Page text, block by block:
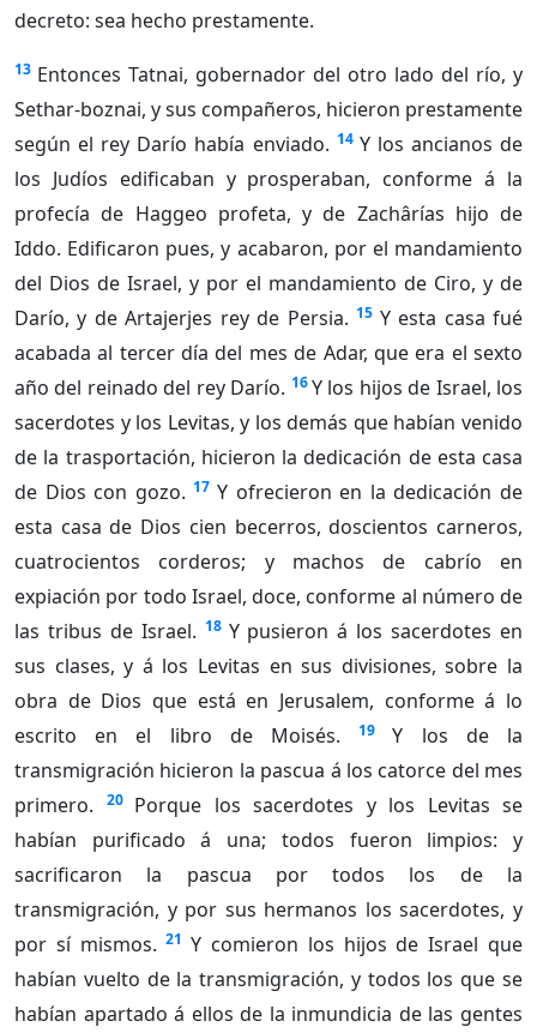
decreto: sea hecho prestamente.
13 Entonces Tatnai, gobernador del otro lado del río, y
Sethar-boznai, y sus compañeros, hicieron prestamente
según el rey Darío había enviado. 14 Y los ancianos de
los Judíos edificaban y prosperaban, conforme á la
profecía de Haggeo profeta, y de Zachârías hijo de
Iddo. Edificaron pues, y acabaron, por el mandamiento
del Dios de Israel, y por el mandamiento de Ciro, y de
Darío, y de Artajerjes rey de Persia. 15 Y esta casa fué
acabada al tercer día del mes de Adar, que era el sexto
año del reinado del rey Darío. 16 Y los hijos de Israel, los
sacerdotes y los Levitas, y los demás que habían venido
de la trasportación, hicieron la dedicación de esta casa
de Dios con gozo. 17 Y ofrecieron en la dedicación de
esta casa de Dios cien becerros, doscientos carneros,
cuatrocientos corderos; y machos de cabrío en
expiación por todo Israel, doce, conforme al número de
las tribus de Israel. 18 Y pusieron á los sacerdotes en
sus clases, y á los Levitas en sus divisiones, sobre la
obra de Dios que está en Jerusalem, conforme á lo
escrito en el libro de Moisés.
19
Y los de la
transmigración hicieron la pascua á los catorce del mes
primero.
20
Porque los sacerdotes y los Levitas se
habían purificado á una; todos fueron limpios: y
sacrificaron la pascua por todos los de la
transmigración, y por sus hermanos los sacerdotes, y
por sí mismos. 21 Y comieron los hijos de Israel que
habían vuelto de la transmigración, y todos los que se
habían apartado á ellos de la inmundicia de las gentes